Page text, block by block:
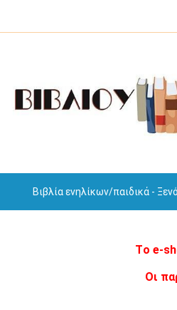
Βιβλία ενηλίκων/παιδικά -
Tο e-
Οι